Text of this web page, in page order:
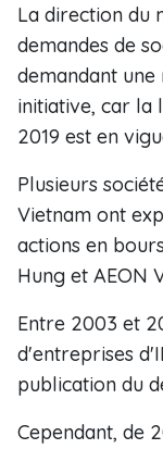
La direction du
demandes de
demandant
initiative, car la
2019 est en
Plusieurs
Vietnam ont
actions en
Hung et AEON
Entre 2003 et
d'entreprises
publication du
Cependant, de